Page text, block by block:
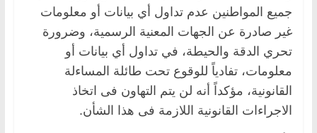
جميع المواطنين عدم تداول أي بيانات أو معلومات
غير صادرة عن الجهات المعنية الرسمية، وضرورة
تحري الدقة والحيطة، في تداول أي بيانات أو
معلومات، تفادياً للوقوع تحت طائلة المساءلة
القانونية، مؤكداً أنه لن يتم التهاون فى اتخاذ
الاجراءات القانونية اللازمة فى هذا الشأن.